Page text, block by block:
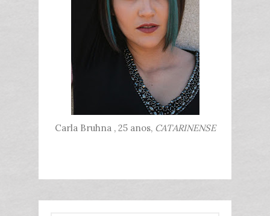
Carla Bruhna , 25 anos,CATARINENSE